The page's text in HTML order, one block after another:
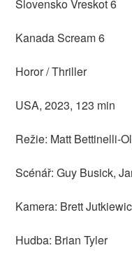
Slovensko Vreskot 6
Kanada Scream 6
Horor / Thriller
USA, 2023, 123 min
Režie: Matt Bettinelli-
Scénář: Guy Busick,
Kamera: Brett
Hudba: Brian Tyler